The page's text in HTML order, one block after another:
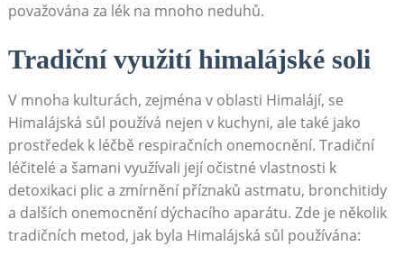
považována za lék na mnoho neduhů.
Tradiční využití himalájské soli
V mnoha kulturách, zejména v oblasti Himalájí, se
Himalájská sůl používá ⁣nejen v kuchyni, ale také jako
prostředek k léčbě respiračních onemocnění. Tradiční
léčitelé a šamani využívali její očistné vlastnosti k
detoxikaci plic a zmírnění příznaků astmatu, bronchitidy
a ‍dalších onemocnění dýchacího aparátu. ⁣Zde je několik
tradičních metod, jak byla Himalájská‍ sůl používána: